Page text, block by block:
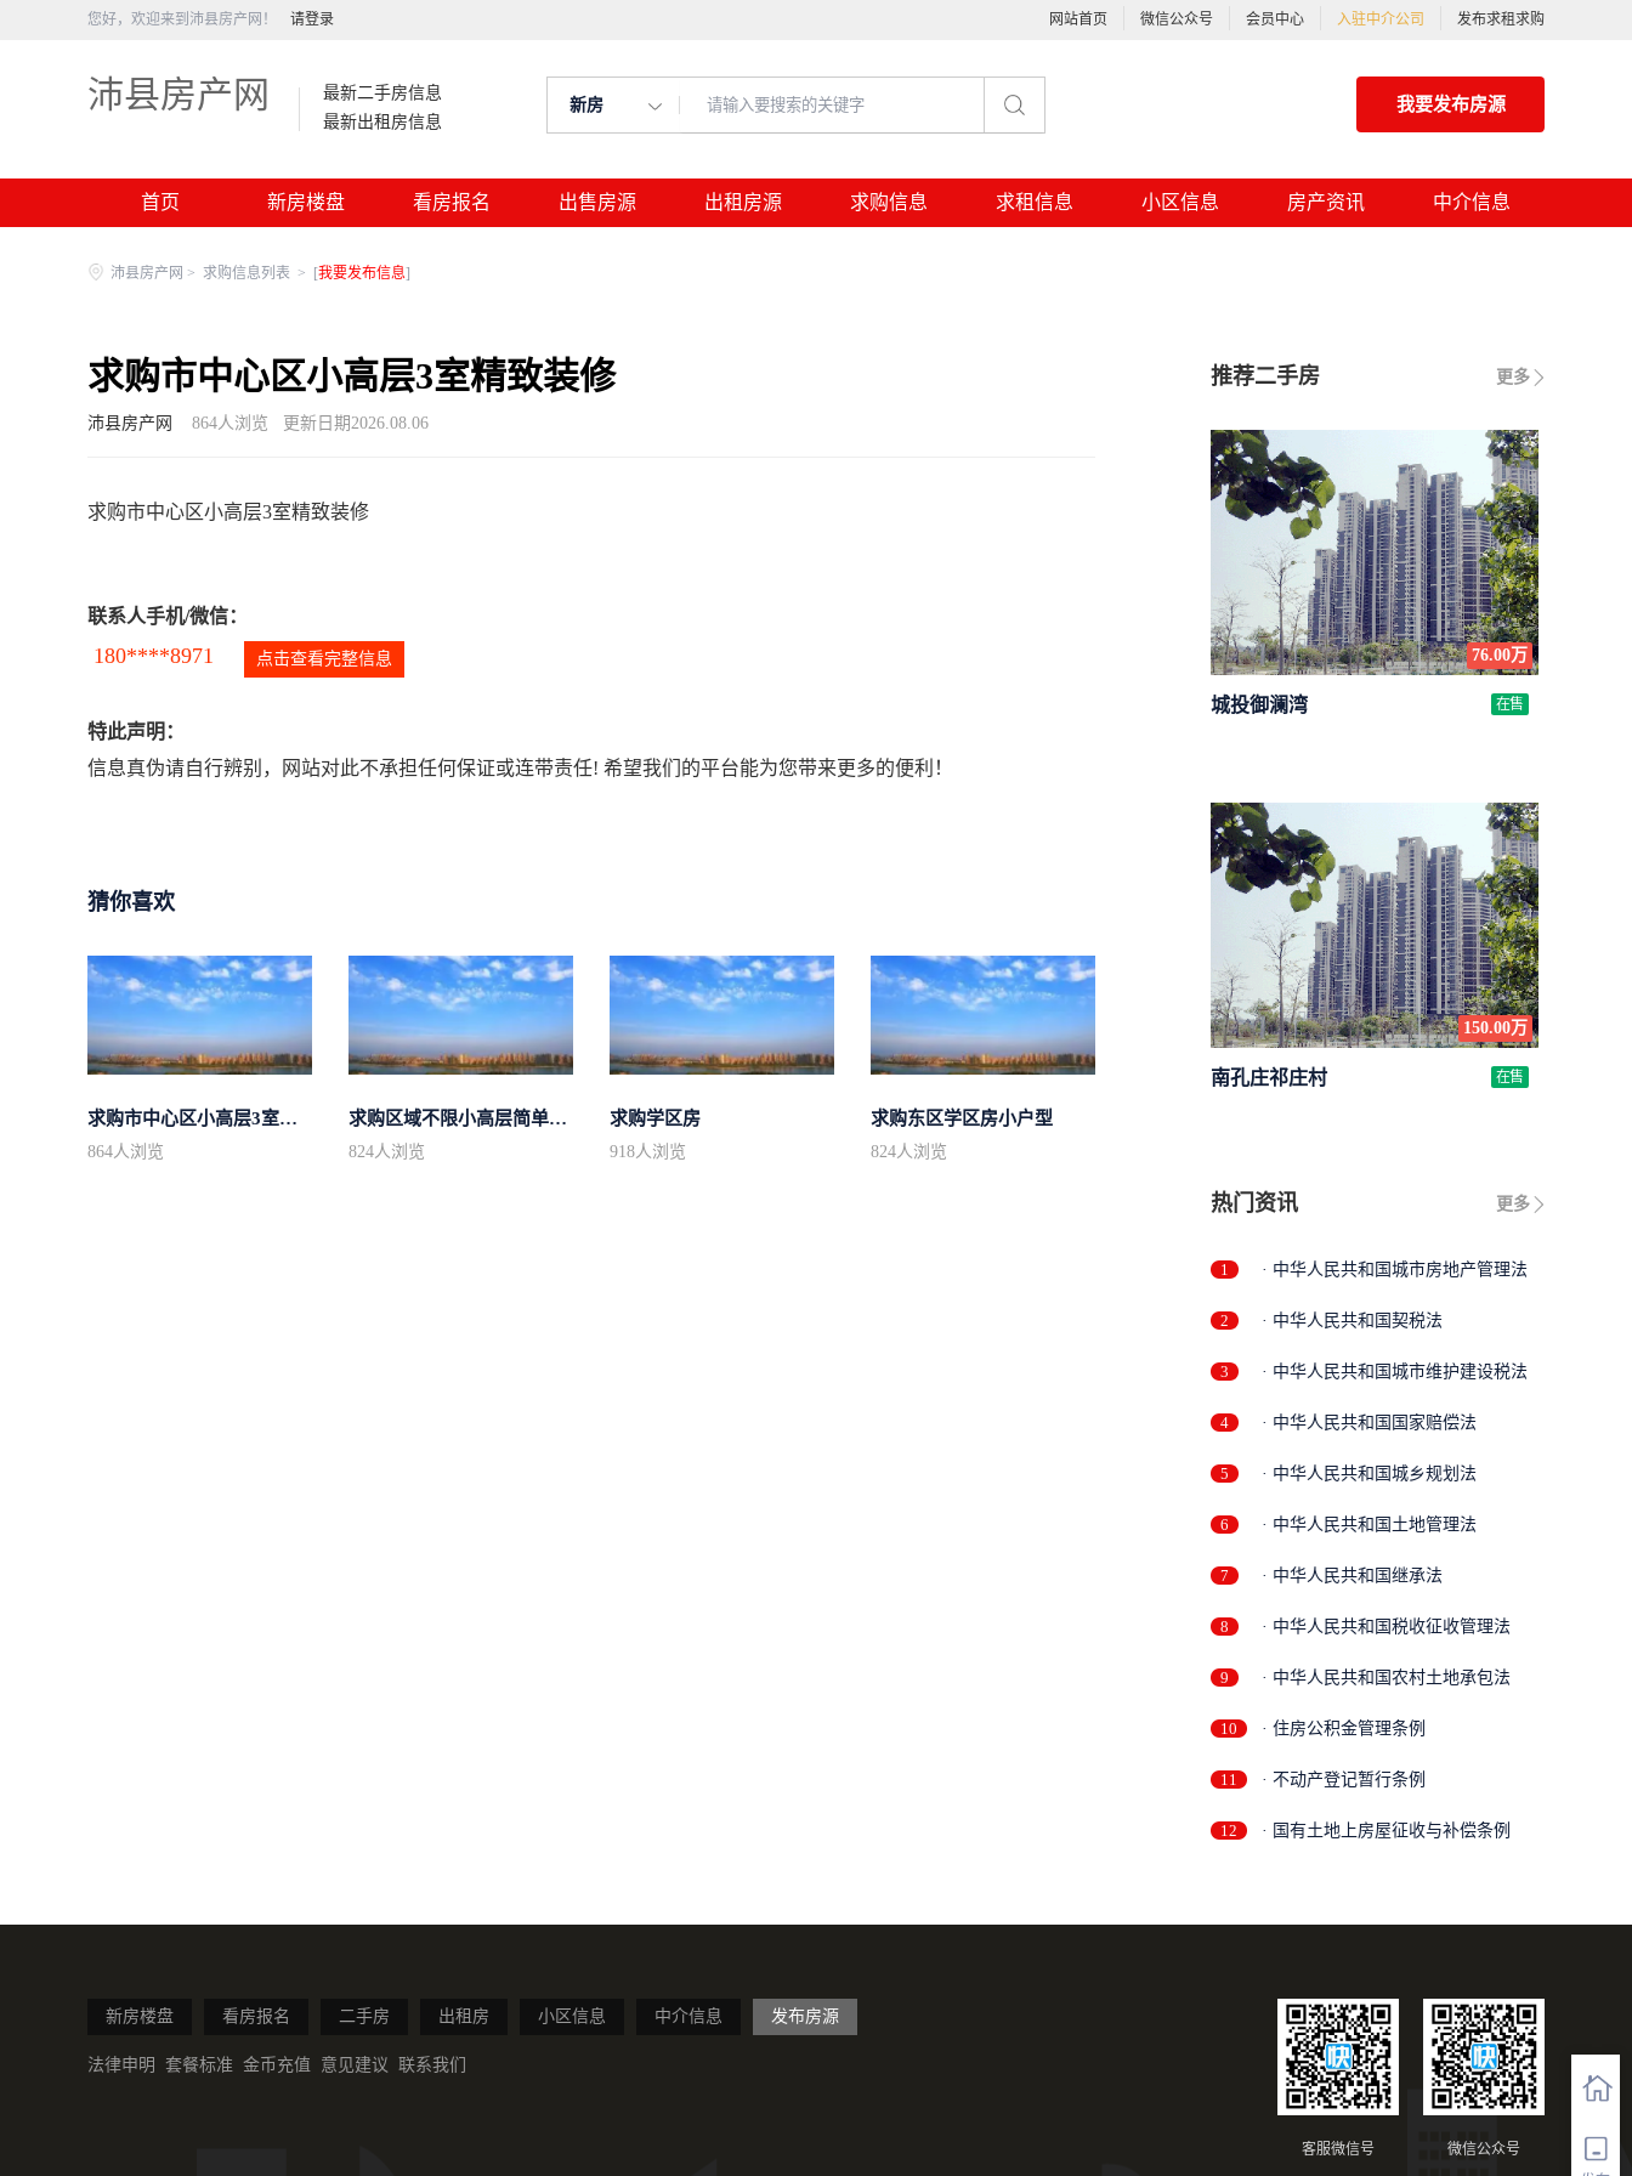
您好，欢迎来到沛县房产网！ 请登录 网站首页 微信公众号 会员中心 入驻中介公司 发布求租求购
沛县房产网
最新二手房信息
最新出租房信息
新房 我要发布房源
首页 新房楼盘 看房报名 出售房源 出租房源 求购信息 求租信息 小区信息 房产资讯 中介信息
沛县房产网 > 求购信息列表 > [我要发布信息]
求购市中心区小高层3室精致装修
沛县房产网 864人浏览 更新日期2026.08.06
求购市中心区小高层3室精致装修
联系人手机/微信：
180****8971 点击查看完整信息
特此声明：
信息真伪请自行辨别，网站对此不承担任何保证或连带责任! 希望我们的平台能为您带来更多的便利！
猜你喜欢
求购市中心区小高层3室精致装修
864人浏览
求购区域不限小高层简单装修
824人浏览
求购学区房
918人浏览
求购东区学区房小户型
824人浏览
更多
推荐二手房
76.00万
城投御澜湾 在售
150.00万
南孔庄祁庄村 在售
更多
热门资讯
1 · 中华人民共和国城市房地产管理法
2 · 中华人民共和国契税法
3 · 中华人民共和国城市维护建设税法
4 · 中华人民共和国国家赔偿法
5 · 中华人民共和国城乡规划法
6 · 中华人民共和国土地管理法
7 · 中华人民共和国继承法
8 · 中华人民共和国税收征收管理法
9 · 中华人民共和国农村土地承包法
10 · 住房公积金管理条例
11 · 不动产登记暂行条例
12 · 国有土地上房屋征收与补偿条例
新房楼盘 看房报名 二手房 出租房 小区信息 中介信息 发布房源
法律申明 套餐标准 金币充值 意见建议 联系我们
微信公众号
客服微信号